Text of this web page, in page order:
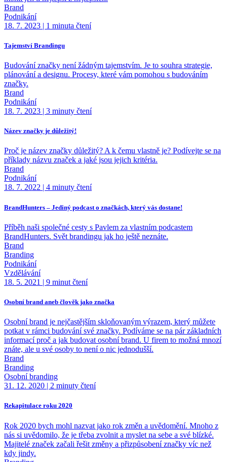
Brand
Podnikání
18. 7. 2023 | 1 minuta čtení
Tajemství Brandingu
Budování značky není žádným tajemstvím. Je to souhra strategie,
plánování a designu. Procesy, které vám pomohou s budováním
značky.
Brand
Podnikání
18. 7. 2023 | 3 minuty čtení
Název značky je důležitý!
Proč je název značky důležitý? A k čemu vlastně je? Podívejte se na
příklady názvu značek a jaké jsou jejich kritéria.
Brand
Podnikání
18. 7. 2022
4 minuty čtení
BrandHunters – Jediný podcast o značkách, který vás dostane!
Příběh naši společné cesty s Pavlem za vlastním podcastem
BrandHunters. Svět brandingu jak ho ještě neznáte.
Brand
Branding
Podnikání
Vzdělávání
18. 5. 2021 | 9 minut čtení
Osobní brand aneb člověk jako značka
Osobní brand je nejčastějším skloňovaným výrazem, který můžete
potkat v rámci budování své značky. Podíváme se na pár základních
informací proč a jak budovat osobní brand. U firem to možná mnozí
znáte, ale u své osoby to není o nic jednodušší.
Brand
Branding
Osobní branding
31. 12. 2020 | 2 minuty čtení
Rekapitulace roku 2020
Rok 2020 bych mohl nazvat jako rok změn a uvědomění. Mnoho z
nás si uvědomilo, že je třeba zvolnit a myslet na sebe a své blízké.
Majitelé značek začali řešit změny a přizpůsobení značky víc než
kdy jindy.